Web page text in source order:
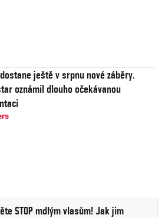
dostane ještě v srpnu nové záběry.
oznámil dlouho očekávanou
STOP mdlým vlasům! Jak jim